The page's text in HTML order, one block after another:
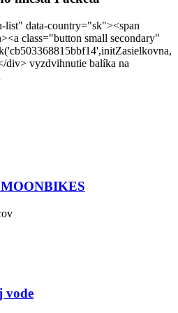
list" data-country="sk"><span
class="button small secondary"
vyzdvihnutie balíka na
MOONBIKES
vode